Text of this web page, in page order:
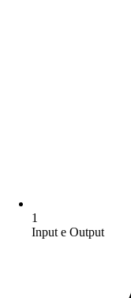
1
Input e Output